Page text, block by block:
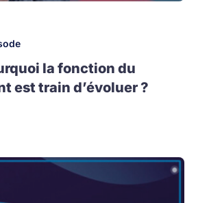
la fonction du
est train d’évoluer ?